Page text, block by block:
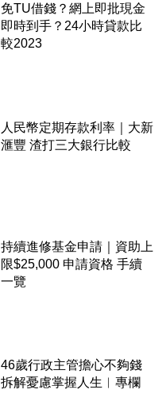
免TU借錢？網上即批現金
即時到手？24小時貸款比
較2023
人民幣定期存款利率｜大新
滙豐 渣打三大銀行比較
持續進修基金申請｜資助上
限$25,000 申請資格 手續
一覽
46歲行政主管擔心不夠錢
拆解憂慮掌握人生︳專欄